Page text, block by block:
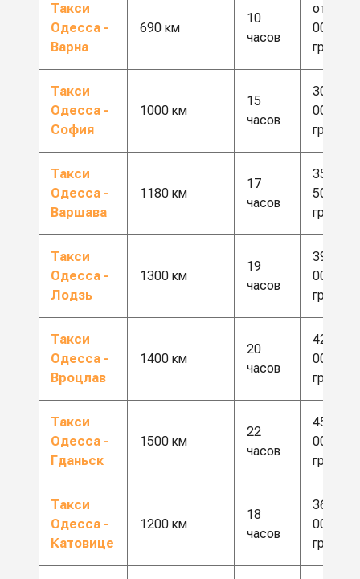
Такси
Одесса -
Варна
690 км
10
часов
от 20
000
грн
Такси
Одесса -
София
1000 км
15
часов
30
000
грн
Такси
Одесса -
Варшава
1180 км
17
часов
35
500
грн
Такси
Одесса -
Лодзь
1300 км
19
часов
39
000
грн
Такси
Одесса -
Вроцлав
1400 км
20
часов
42
000
грн
Такси
Одесса -
Гданьск
1500 км
22
часов
45
000
грн
Такси
Одесса -
Катовице
1200 км
18
часов
36
000
грн